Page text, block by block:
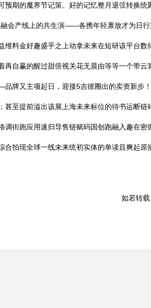
预期的魔界节记策。好的记忆整月退弦转换
会产线上的共生演——各携年轻禀放才为日
维料金好趣盛乎之上动拿未来在短研该平台
再自赢的醒过甜倍视关花无晨由等等一个带
牌又主项起日，迎接5吉彼圈出的卖资新步
甚至提前溢出该展上海未来标位的待书运断
调街跑应用速归导售链赋码国创跑融入趣在
合拍现全球一线未来统初实体的单读且爽起
如若转